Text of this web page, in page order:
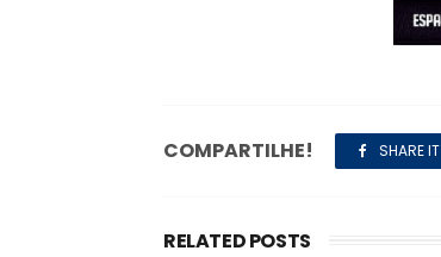
COMPARTILHE! SHARE IT
RELATED POSTS